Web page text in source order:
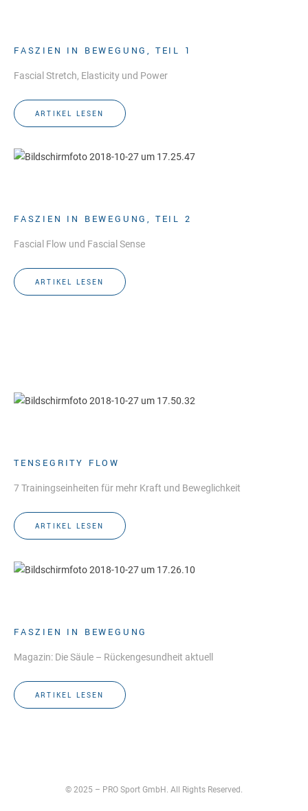
FASZIEN IN BEWEGUNG, TEIL 1
Fascial Stretch, Elasticity und Power
ARTIKEL LESEN
FASZIEN IN BEWEGUNG, TEIL 2
Fascial Flow und Fascial Sense
ARTIKEL LESEN
TENSEGRITY FLOW
7 Trainingseinheiten für mehr Kraft und Beweglichkeit
ARTIKEL LESEN
FASZIEN IN BEWEGUNG
Magazin: Die Säule – Rückengesundheit aktuell
ARTIKEL LESEN
© 2025 – PRO Sport GmbH. All Rights Reserved.